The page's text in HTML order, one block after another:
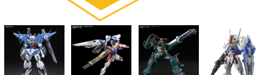
ー
索